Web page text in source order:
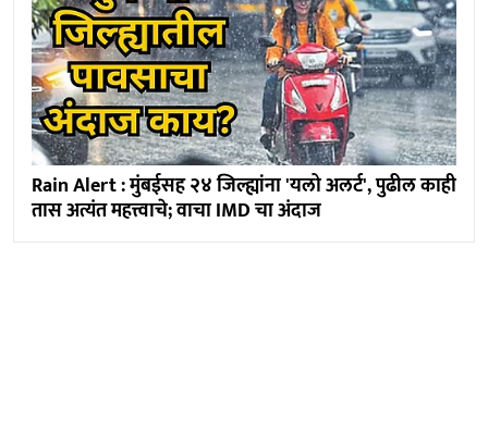
Rain Alert : मुंबईसह २४ जिल्ह्यांना 'यलो अलर्ट', पुढील काही
तास अत्यंत महत्त्वाचे; वाचा IMD चा अंदाज